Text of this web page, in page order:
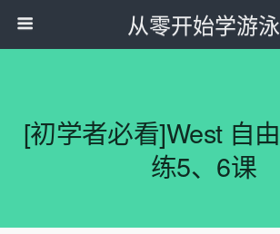
从零开始学游泳
[‫初学者必看]west 自由泳呼吸训
练5、6课